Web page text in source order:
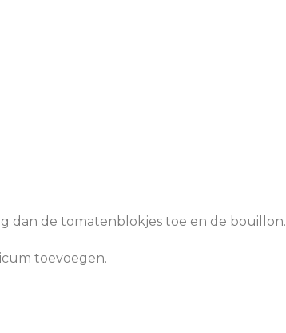
dan de tomatenblokjes toe en de bouillon.
toevoegen.